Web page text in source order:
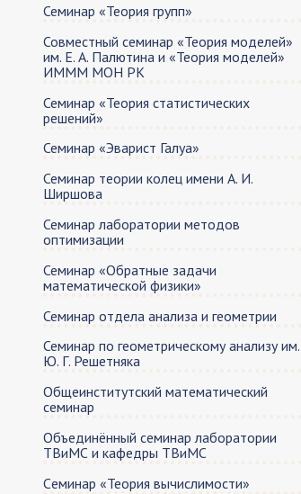
Семинар «Теория групп»
Совместный семинар «Теория моделей»
им. Е. А. Палютина и «Теория моделей»
ИМММ МОН РК
Семинар «Теория статистических
решений»
Семинар «Эварист Галуа»
Семинар теории колец имeни А. И.
Ширшова
Семинар лаборатории методов
оптимизации
Семинар «Обратные задачи
математической физики»
Семинар отдела анализа и геометрии
Семинар по геометрическому анализу им.
Ю. Г. Решетняка
Общеинститутский математический
семинар
Объединённый семинар лаборатории
ТВиМС и кафедры ТВиМС
Cеминар «Теория вычислимости»